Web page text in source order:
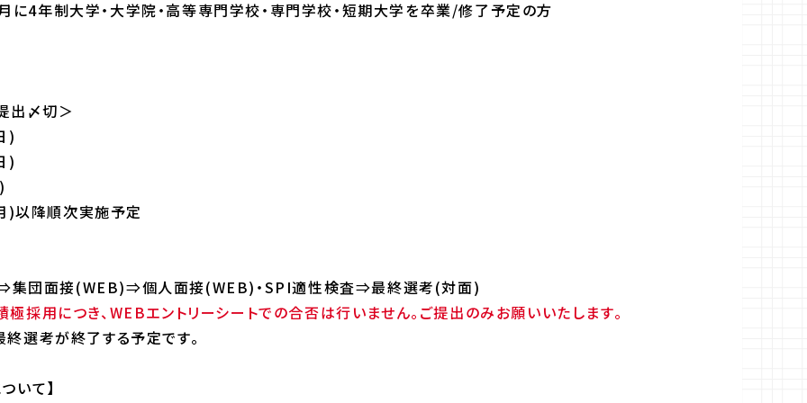
4年制大学・大学院・高等専門学校・専門学校・短期大学を卒業/修了予定の方
出〆切＞
)
)
以降順次実施予定
⇒集団面接(WEB)⇒個人面接(WEB)・SPI適性検査⇒最終選考(対面)
採用につき、WEBエントリーシートでの合否は行いません。ご提出のみお願いいたします。
選考が終了する予定です。
いて】